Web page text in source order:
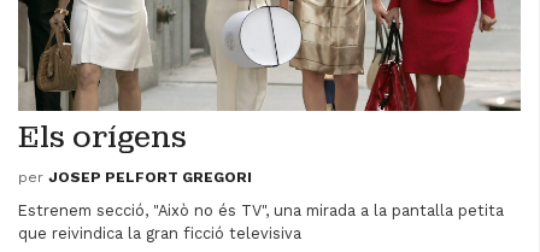
Els orígens
per JOSEP PELFORT GREGORI
Estrenem secció, "Això no és TV", una mirada a la pantalla petita
que reivindica la gran ficció televisiva